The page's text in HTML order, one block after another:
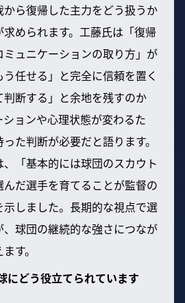
ら復帰した主力をどう扱うか
められます。工藤氏は「復帰
ミュニケーションの取り方」が
任せる」と完全に信頼を置く
断する」と余地を残すのか
ョンや心理状態が変わるた
た判断が必要だと語ります。
、「基本的には球団のスカウト
だ選手を育てることが監督の
しました。長期的な視点で選
球団の継続的な強さにつなが
す。
にどう役立てられています